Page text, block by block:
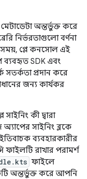
অন্তর্ভুক্ত করে
নির্ভরতাগুলো বর্ণনা
প্লে কনসোল এই
ব্যবহৃত SDK এবং
সতর্কতা প্রদান করে
জন্য কার্যকর
কী দ্বারা
সাইনিং ব্লকে
ব্যবহারকারীর
রাখার পরামর্শ
ফাইলে
অন্তর্ভুক্ত করে আপনি